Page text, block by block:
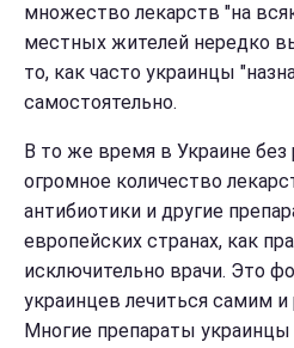
множество лекарств "на
местных жителей нередко
то, как часто украинцы
самостоятельно.
В то же время в Украине без
огромное количество
антибиотики и другие
европейских странах, как
исключительно врачи. Это
украинцев лечиться самим
Многие препараты украинцы